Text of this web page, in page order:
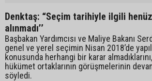
Denktaş: “Seçim tarihiyle ilgili
alınmadı’’
Başbakan Yardımcısı ve Maliye Bakanı
genel ve yerel seçimin Nisan 2018’de
konusunda herhangi bir karar
hükümet ortaklarının görüşmelerinin
söyledi.